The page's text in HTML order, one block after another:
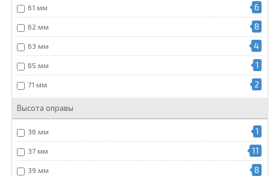
61 мм 6
62 мм 8
63 мм 4
65 мм 1
71 мм 2
Высота оправы
36 мм 1
37 мм 11
39 мм 8